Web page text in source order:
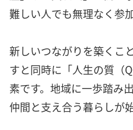
難しい人でも無理なく参
新しいつながりを築くこ
すと同時に「人生の質（
素です。地域に一歩踏み
仲間と支え合う暮らしが